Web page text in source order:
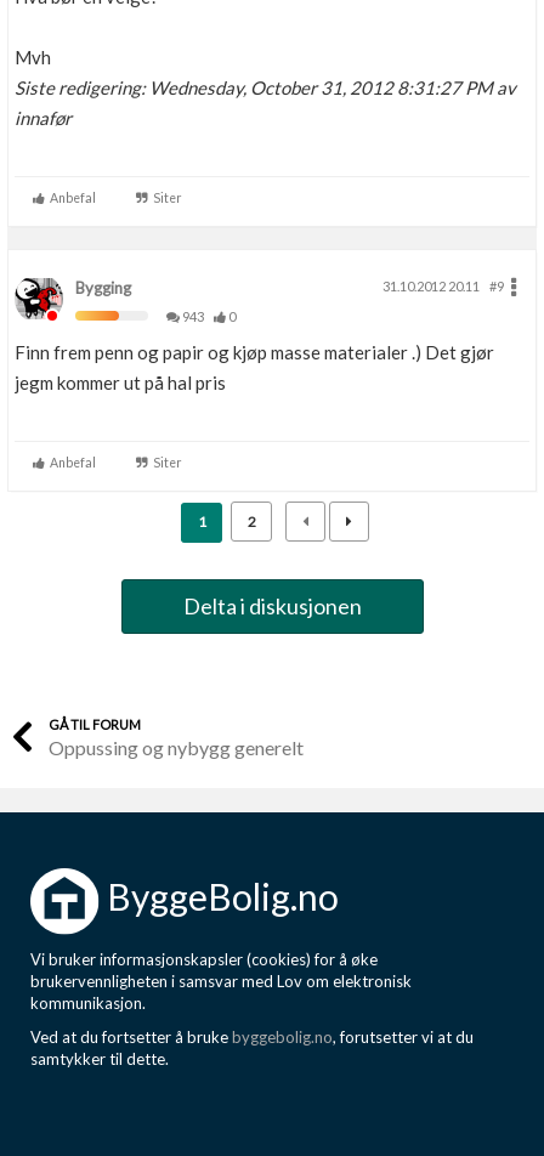
Mvh
Siste redigering: Wednesday, October 31, 2012 8:31:27 PM av
innafør
Anbefal Siter
Bygging 31.10.2012 20.11
#9
943
0
Finn frem penn og papir og kjøp masse materialer .) Det gjør
jegm kommer ut på hal pris
Anbefal Siter
1 2
Delta i diskusjonen
GÅ TIL FORUM
Oppussing og nybygg generelt
ByggeBolig.no
Vi bruker informasjonskapsler (cookies) for å øke
brukervennligheten i samsvar med Lov om elektronisk
kommunikasjon.
Ved at du fortsetter å brukebyggebolig.no, forutsetter vi at du
samtykker til dette.